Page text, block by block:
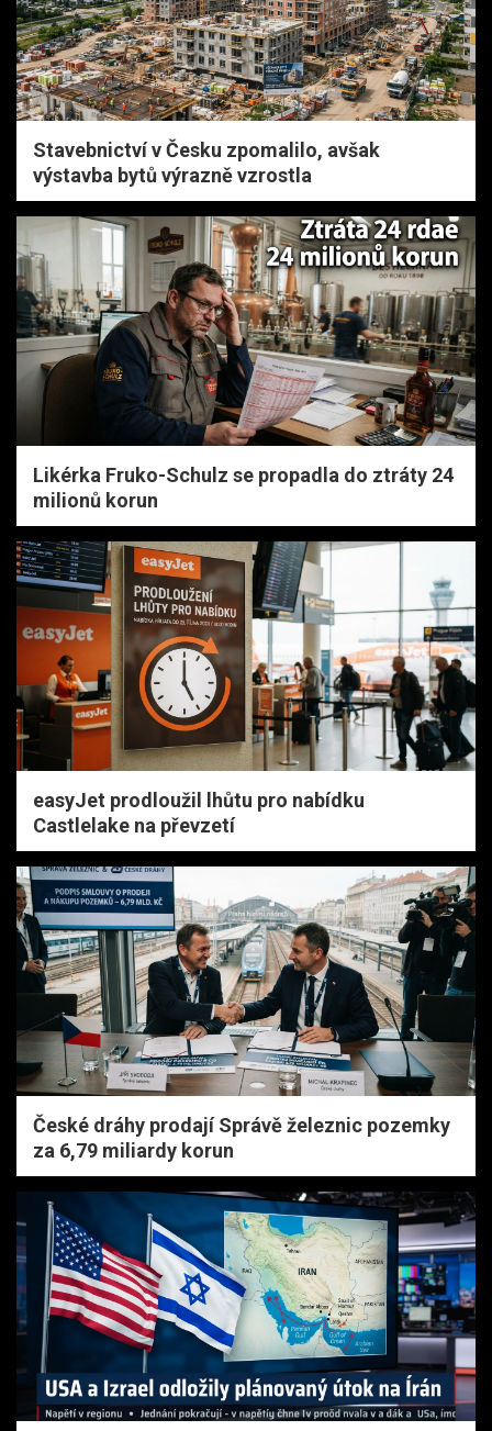
Stavebnictví v Česku zpomalilo, avšak
výstavba bytů výrazně vzrostla
Likérka Fruko-Schulz se propadla do ztráty 24
milionů korun
easyJet prodloužil lhůtu pro nabídku
Castlelake na převzetí
České dráhy prodají Správě železnic pozemky
za 6,79 miliardy korun